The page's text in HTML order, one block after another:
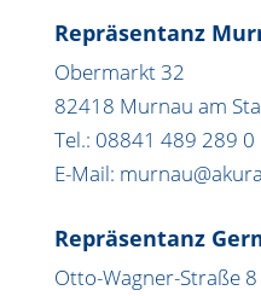
Repräsentanz
Obermarkt 32
82418 Murnau am
Tel.: 08841 489 289 0
E-Mail:
Repräsentanz
Otto-Wagner-Straße 8